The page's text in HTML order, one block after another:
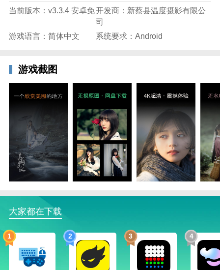
当前版本：v3.3.4 安卓免开发商：新蔡县温度摄影有限公
司
游戏语言：简体中文
系统要求：Android
游戏截图
大家都在下载
1 2 3 4